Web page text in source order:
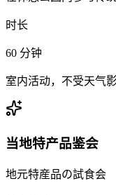
时长
60 分钟
室内活动，不受天气
当地特产品鉴会
地元特産品の試食会